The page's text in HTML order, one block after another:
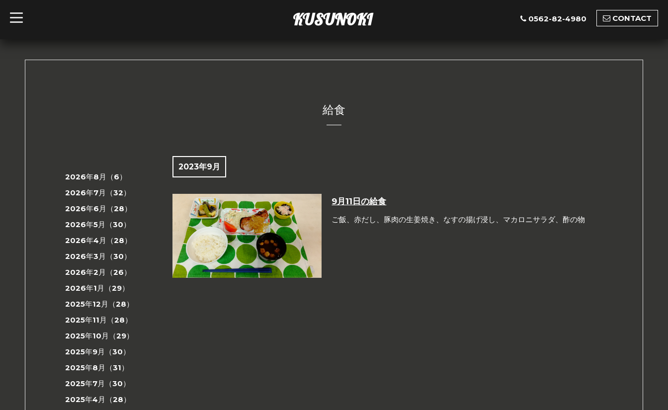
KUSUNOKI
t
o
0562-82-4980 CONTACT
給食
2023年9月
9月11日の給食
ご飯、赤だし、豚肉の生姜焼き、なすの揚げ浸し、マカロニサラダ、酢の物
2026年8月（6）
2026年7月（32）
2026年6月（28）
2026年5月（30）
2026年4月（28）
2026年3月（30）
2026年2月（26）
2026年1月（29）
2025年12月（28）
2025年11月（28）
2025年10月（29）
2025年9月（30）
2025年8月（31）
2025年7月（30）
2025年4月（28）